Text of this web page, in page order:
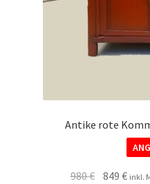
Antike rote
980€ 849€ inkl.